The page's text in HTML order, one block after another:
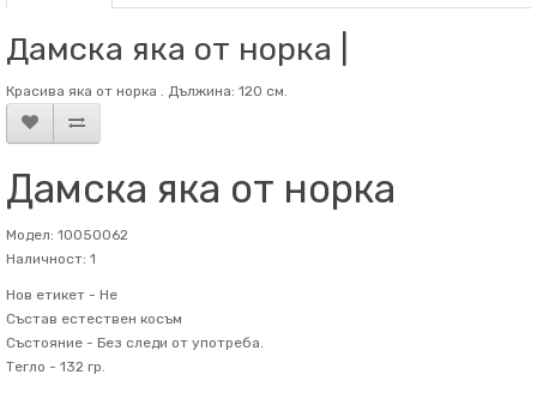
Дамска яка от норка |
Красива яка от норка . Дължина: 120 см.
Дамска яка от норка
Модел: 10050062
Наличност: 1
Нов етикет - Не
Състав естествен косъм
Състояние - Без следи от употреба.
Тегло - 132 гр.